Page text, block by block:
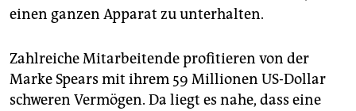
einen ganzen Apparat zu unterhalten.
Zahlreiche Mitarbeitende profitieren von der
Marke Spears mit ihrem 59 Millionen US-Dollar
schweren Vermögen. Da liegt es nahe, dass eine